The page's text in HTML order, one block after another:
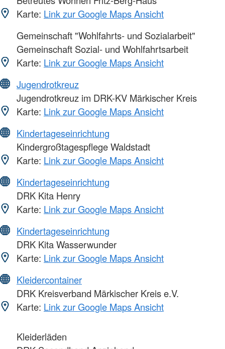
Karte: Link zur Google Maps Ansicht
Gemeinschaft "Wohlfahrts- und Sozialarbeit"
Gemeinschaft Sozial- und Wohlfahrtsarbeit
Karte: Link zur Google Maps Ansicht
Jugendrotkreuz
Jugendrotkreuz im DRK-KV Märkischer Kreis
Karte: Link zur Google Maps Ansicht
Kindertageseinrichtung
Kindergroßtagespflege Waldstadt
Karte: Link zur Google Maps Ansicht
Kindertageseinrichtung
DRK Kita Henry
Karte: Link zur Google Maps Ansicht
Kindertageseinrichtung
DRK Kita Wasserwunder
Karte: Link zur Google Maps Ansicht
Kleidercontainer
DRK Kreisverband Märkischer Kreis e.V.
Karte: Link zur Google Maps Ansicht
Kleiderläden